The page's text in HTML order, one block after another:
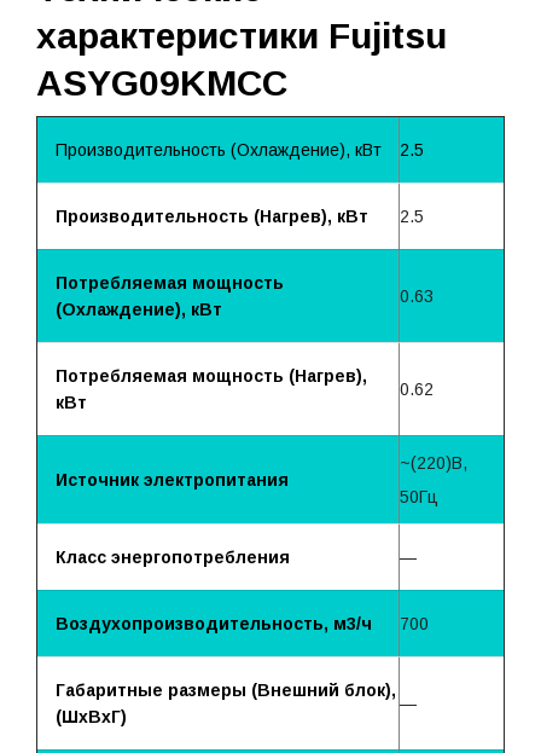
характеристики Fujitsu
ASYG09KMCC
Производительность (Охлаждение), кВт 2.5
Производительность (Нагрев), кВт 2.5
Потребляемая мощность
(Охлаждение), кВт
0.63
Потребляемая мощность (Нагрев),
кВт
0.62
Источник электропитания
~(220)B,
50Гц
Класс энергопотребления —
Воздухопроизводительность, м3/ч 700
Габаритные размеры (Внешний блок),
(ШхВхГ)
—